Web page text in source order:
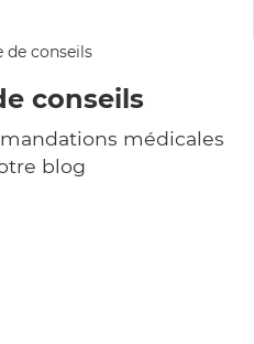
conseils
médicales
blog